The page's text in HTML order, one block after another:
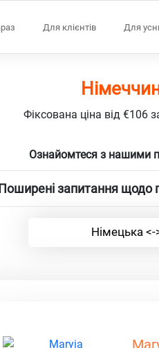
Для клієнтів Для
Фіксована ціна від €106
Ознайомтеся з нашими
запитання щодо
Німецька <-